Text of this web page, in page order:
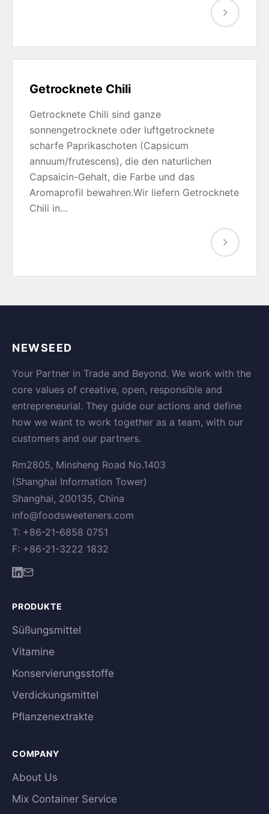
Getrocknete Chili
Getrocknete Chili sind ganze
sonnengetrocknete oder luftgetrocknete
scharfe Paprikaschoten (Capsicum
annuum/frutescens), die den naturlichen
Capsaicin-Gehalt, die Farbe und das
Aromaprofil bewahren.Wir liefern Getrocknete
Chili in…
NEWSEED
Your Partner in Trade and Beyond. We work with the
core values of creative, open, responsible and
entrepreneurial. They guide our actions and define
how we want to work together as a team, with our
customers and our partners.
Rm2805, Minsheng Road No.1403
(Shanghai Information Tower)
Shanghai, 200135, China
info@foodsweeteners.com
T: +86-21-6858 0751
F: +86-21-3222 1832
PRODUKTE
Süßungsmittel
Vitamine
Konservierungsstoffe
Verdickungsmittel
Pflanzenextrakte
COMPANY
About Us
Mix Container Service